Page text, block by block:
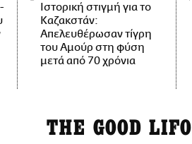
Ιστορική στιγμή για το
Καζακστάν:
Απελευθέρωσαν τίγρη
του Αμούρ στη φύση
μετά από 70 χρόνια
THE GOOD LIFO